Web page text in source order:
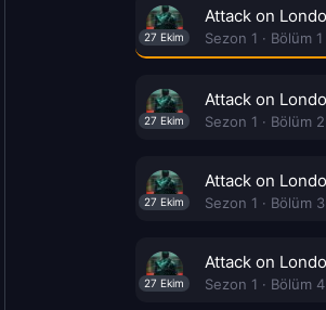
Sezon 1 · Bölüm 1
27 Ekim
Sezon 1 · Bölüm 2
27 Ekim
Sezon 1 · Bölüm 3
27 Ekim
Sezon 1 · Bölüm 4
27 Ekim